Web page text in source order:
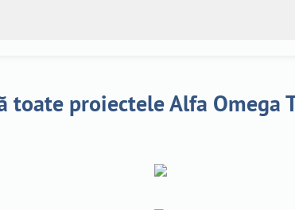
toate proiectele Alfa Omega